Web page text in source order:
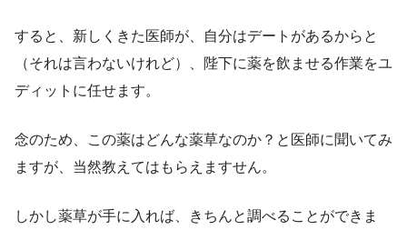
すると、新しくきた医師が、自分はデートがあるからと
（それは言わないけれど）、陛下に薬を飲ませる作業をユ
ディットに任せます。
念のため、この薬はどんな薬草なのか？と医師に聞いてみ
ますが、当然教えてはもらえますせん。
しかし薬草が手に入れば、きちんと調べることができま